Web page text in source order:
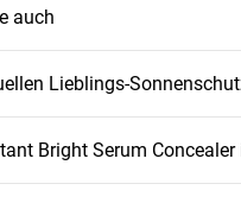
auch
Lieblings-
Bright Serum